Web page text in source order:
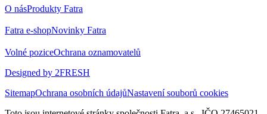
O násProdukty Fatra
Fatra e-shopNovinky Fatra
Volné poziceOchrana oznamovatelů
Designed by 2FRESH
SitemapOchrana osobních údajůNastavení souborů cookies